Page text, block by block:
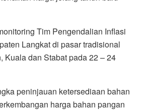
Tim Pengendalian Inflasi
Langkat di pasar tradisional
Kuala dan Stabat pada 22 – 24
peninjauan ketersediaan bahan
harga bahan pangan